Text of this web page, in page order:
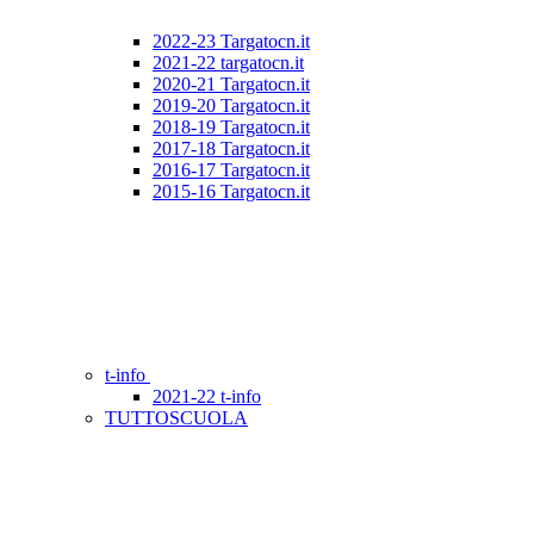
2022-23 Targatocn.it
2021-22 targatocn.it
2020-21 Targatocn.it
2019-20 Targatocn.it
2018-19 Targatocn.it
2017-18 Targatocn.it
2016-17 Targatocn.it
2015-16 Targatocn.it
t-info
2021-22 t-info
TUTTOSCUOLA